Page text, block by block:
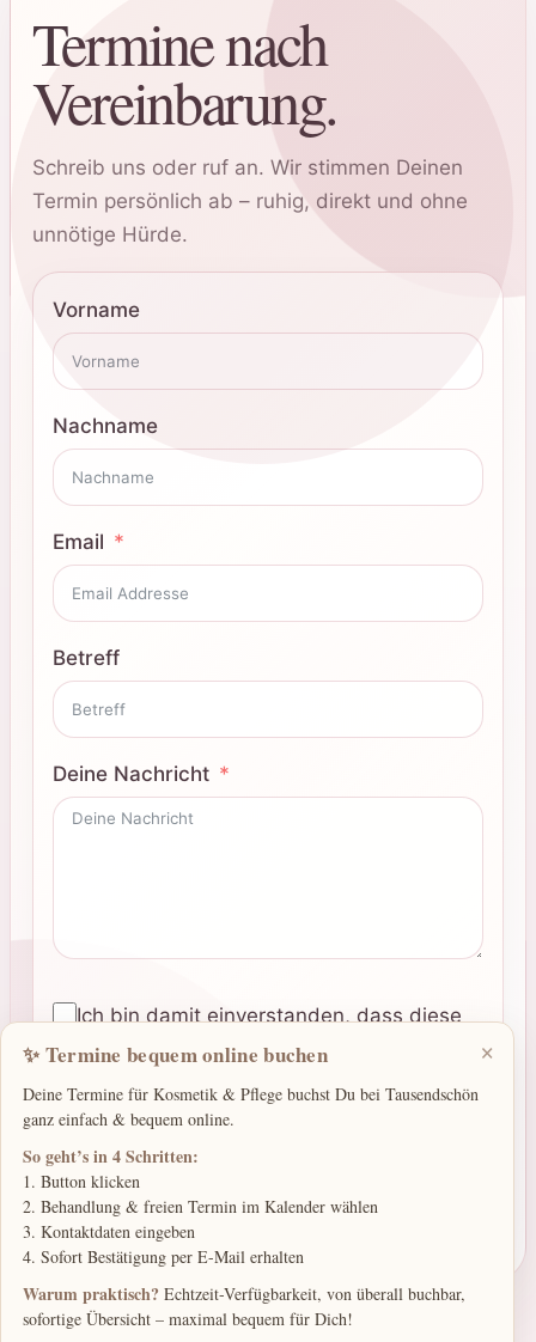
Termine nach
Vereinbarung.
Schreib uns oder ruf an. Wir stimmen Deinen
Termin persönlich ab – ruhig, direkt und ohne
unnötige Hürde.
Vorname
Nachname
Email
Betreff
Deine Nachricht
Ich bin damit einverstanden, dass diese
Website meine eingereichten
Informationen speichert, damit sie auf
meine Anfrage antworten können
Absenden
×
✨ Termine bequem online buchen
Deine Termine für Kosmetik & Pflege buchst Du bei Tausendschön
ganz einfach & bequem online.
So geht’s in 4 Schritten:
1. Button klicken
2. Behandlung & freien Termin im Kalender wählen
3. Kontaktdaten eingeben
4. Sofort Bestätigung per E-Mail erhalten
Warum praktisch? Echtzeit-Verfügbarkeit, von überall buchbar,
sofortige Übersicht – maximal bequem für Dich!